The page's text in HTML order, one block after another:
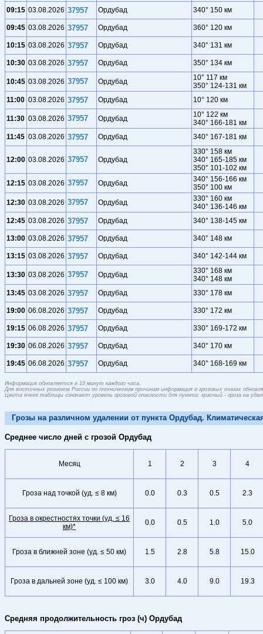
09:15 03.08.2026 37957 Ордубад 340° 150 км
09:45 03.08.2026 37957 Ордубад 360° 120 км
10:15 03.08.2026 37957 Ордубад 340° 131 км
10:30 03.08.2026 37957 Ордубад 350° 134 км
10:45 03.08.2026 37957 Ордубад
10° 117 км
350° 124-131 км
11:00 03.08.2026 37957 Ордубад 10° 120 км
11:30 03.08.2026 37957 Ордубад
10° 122 км
340° 166-181 км
11:45 03.08.2026 37957 Ордубад 340° 167-181 км
12:00 03.08.2026 37957 Ордубад
330° 158 км
340° 165-185 км
350° 101-102 км
12:15 03.08.2026 37957 Ордубад
340° 156-166 км
350° 100 км
12:30 03.08.2026 37957 Ордубад
330° 160 км
340° 136-146 км
12:45 03.08.2026 37957 Ордубад 340° 138-145 км
13:00 03.08.2026 37957 Ордубад 340° 148 км
13:15 03.08.2026 37957 Ордубад 340° 142-144 км
13:30 03.08.2026 37957 Ордубад
330° 168 км
340° 148 км
13:45 03.08.2026 37957 Ордубад 330° 178 км
19:00 06.08.2026 37957 Ордубад 330° 172 км
19:15 06.08.2026 37957 Ордубад 330° 169-172 км
19:30 06.08.2026 37957 Ордубад 340° 170 км
19:45 06.08.2026 37957 Ордубад 340° 168-169 км
Информация обновляется в 10 минут каждого часа.
Для восточных регионов России по техническим причинам информация о грозовых очагах
Цвета ячеек таблицы означают уровень грозовой опасности для пункта: красный - гроза на
Грозы на различном удалении от пункта Ордубад.
Среднее число дней с грозой Ордубад
Месяц 1 2 3 4
Гроза над точкой (уд. ≤ 8 км) 0.0 0.3 0.5 2.3
Гроза в окрестностях точки (уд. ≤ 16
км)*
0.0 0.5 1.0 5.0
Гроза в ближней зоне (уд. ≤ 50 км) 1.5 2.8 5.8 15.0
Гроза в дальней зоне (уд. ≤ 100 км) 3.0 4.0 9.0 19.3
Средняя продолжительность гроз (ч) Ордубад